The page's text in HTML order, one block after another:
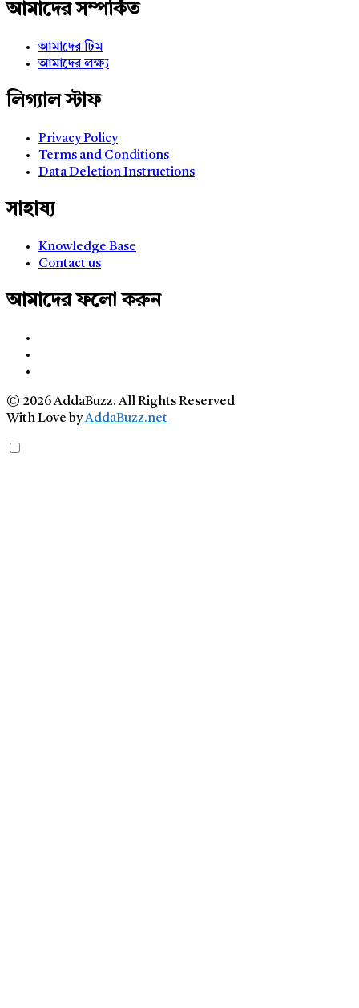
আমাদের সম্পর্কিত
আমাদের টিম
আমাদের লক্ষ্য
লিগ্যাল স্টাফ
Privacy Policy
Terms and Conditions
Data Deletion Instructions
সাহায্য
Knowledge Base
Contact us
আমাদের ফলো করুন
© 2026 AddaBuzz. All Rights Reserved
With Love byAddaBuzz.net